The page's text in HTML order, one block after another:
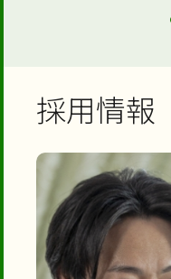
採用情報